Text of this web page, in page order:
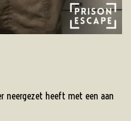
neergezet heeft met een aan